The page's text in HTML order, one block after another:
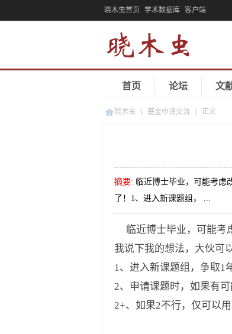
晓木虫首页 学术数据库 客户端
首页 论坛 文
晓木虫 基金申请交流 正文
摘要:
临近博士毕业，可能考
了！1、进入新课题组， ...
临近博士毕业，可能考
我说下我的想法，大伙可
1、进入新课题组，争取1
2、申请课题时，如果有
2+、如果2不行，仅可以